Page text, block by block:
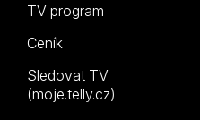
TV program
Ceník
Sledovat TV
(moje.telly.cz)